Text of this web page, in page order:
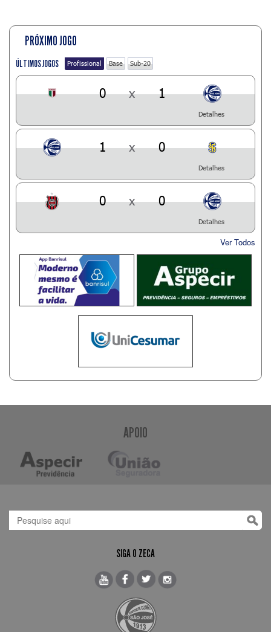
PRÓXIMO JOGO
ÚLTIMOS JOGOS Profissional Base Sub-20
0 x 1
Detalhes
1 x 0
Detalhes
0 x 0
Detalhes
Ver Todos
APOIO
SIGA O ZECA